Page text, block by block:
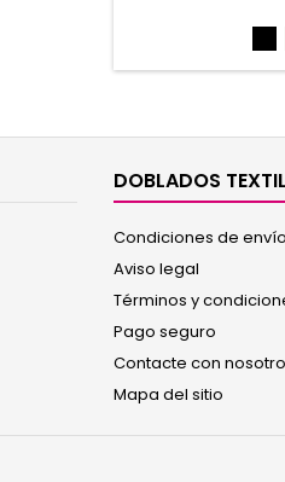
termofusionados y
con posibilidad de
con las bragas 1/
1/
DOBLADOS TEXTIL
Condiciones de
Aviso legal
Términos y
Pago seguro
Contacte con
Mapa del sitio